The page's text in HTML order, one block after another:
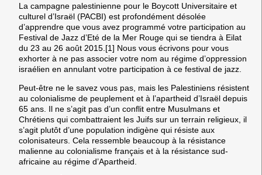
La campagne palestinienne pour le Boycott Universitaire et
culturel d’Israël (PACBI) est profondément désolée
d’apprendre que vous avez programmé votre participation au
Festival de Jazz d’Eté de la Mer Rouge qui se tiendra à Eilat
du 23 au 26 août 2015.[1] Nous vous écrivons pour vous
exhorter à ne pas associer votre nom au régime d’oppression
israélien en annulant votre participation à ce festival de jazz.
Peut-être ne le savez vous pas, mais les Palestiniens résistent
au colonialisme de peuplement et à l’apartheid d’Israël depuis
65 ans. Il ne s’agit pas d’un conflit entre Musulmans et
Chrétiens qui combattraient les Juifs sur un terrain religieux, il
s’agit plutôt d’une population indigène qui résiste aux
colonisateurs. Cela ressemble beaucoup à la résistance
malienne au colonialisme français et à la résistance sud-
africaine au régime d’Apartheid.